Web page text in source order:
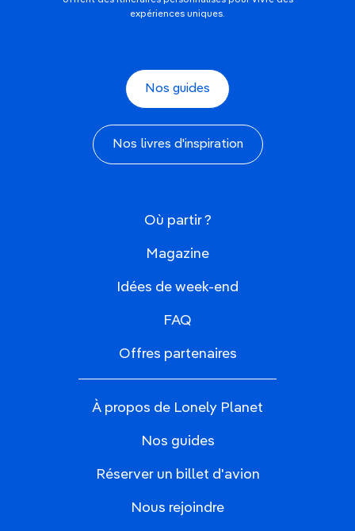
expériences uniques.
Nos guides
Nos livres d'inspiration
Où partir ?
Magazine
Idées de week-end
FAQ
Offres partenaires
À propos de Lonely Planet
Nos guides
Réserver un billet d'avion
Nous rejoindre